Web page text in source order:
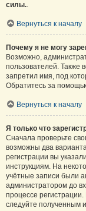
силы..
Вернуться к началу
Почему я не могу
Возможно,
пользователей. Также
запретил имя, под
Обратитесь за
Вернуться к началу
Я только что
Сначала проверьте
возможны два
регистрации вы
инструкциям. На
учётные записи были
администратором до
процессе
следуйте полученным